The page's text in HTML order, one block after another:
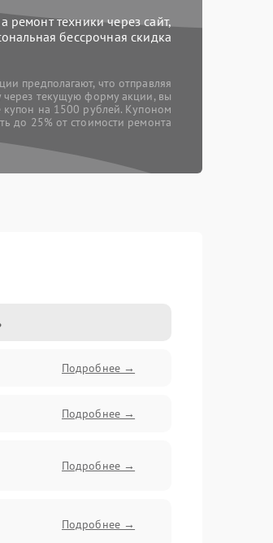
техники через сайт,
бессрочная скидка
предполагают, что отправляя
через текущую форму акции, вы
купон на 1500 рублей. Купоном
до 25% от стоимости ремонта
Подробнее →
Подробнее →
Подробнее →
Подробнее →